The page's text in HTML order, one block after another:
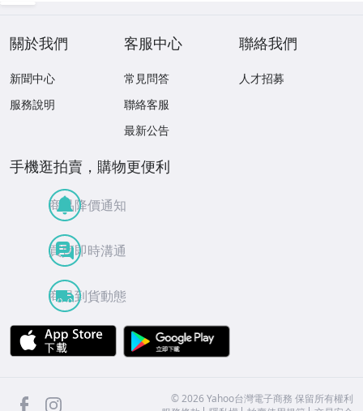
關於我們
新聞中心
服務說明
客服中心
常見問答
聯絡客服
最新公告
聯絡我們
人才招募
手機逛拍賣，購物更便利
商品降價通知
買賣即時溝通
商品到貨動態
APP Store
facebook ©2026 Yahoo台灣電子商務 保留所有權利